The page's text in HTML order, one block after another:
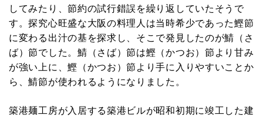
してみたり、節約の試行錯誤を繰り返していたそうで
す。探究心旺盛な大阪の料理人は当時希少であった鰹節
に変わる出汁の基を探求し、そこで発見したのが鯖（さ
ば）節でした。鯖（さば）節は鰹（かつお）節より甘み
が強い上に、鰹（かつお）節より手に入りやすいことか
ら、鯖節が使われるようになりました。
築港麺工房が入居する築港ビルが昭和初期に竣工した建